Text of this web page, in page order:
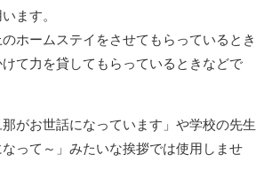
ます。
ホームステイをさせてもらっているとき
て力を貸してもらっているときなどで
がお世話になっています」や学校の先生
って～」みたいな挨拶では使用しませ